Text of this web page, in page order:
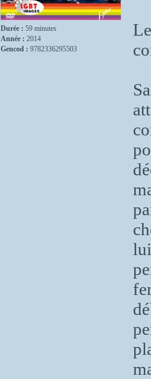
Durée : 59 minutes
Année : 2014
Gencod : 9782336295503